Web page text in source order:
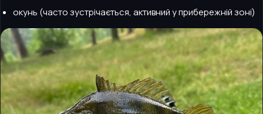
окунь (часто зустрічається, активний у прибережній зоні)